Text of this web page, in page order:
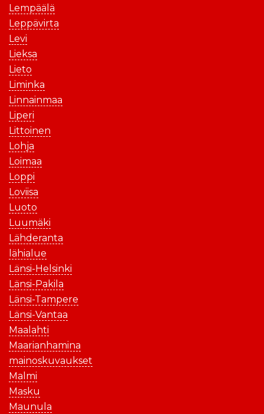
Lempäälä
Leppävirta
Levi
Lieksa
Lieto
Liminka
Linnainmaa
Liperi
Littoinen
Lohja
Loimaa
Loppi
Loviisa
Luoto
Luumäki
Lähderanta
lähialue
Länsi-Helsinki
Länsi-Pakila
Länsi-Tampere
Länsi-Vantaa
Maalahti
Maarianhamina
mainoskuvaukset
Malmi
Masku
Maunula